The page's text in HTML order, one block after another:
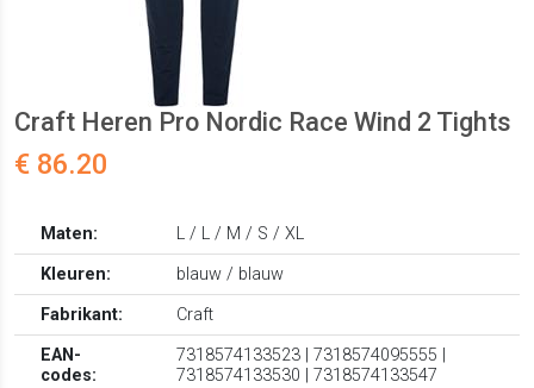
Craft Heren Pro Nordic Race Wind 2 Tights
€ 86.20
Maten:
L / L / M / S / XL
Kleuren:
blauw / blauw
Fabrikant:
Craft
EAN-
codes:
7318574133523 | 7318574095555 |
7318574133530 | 7318574133547